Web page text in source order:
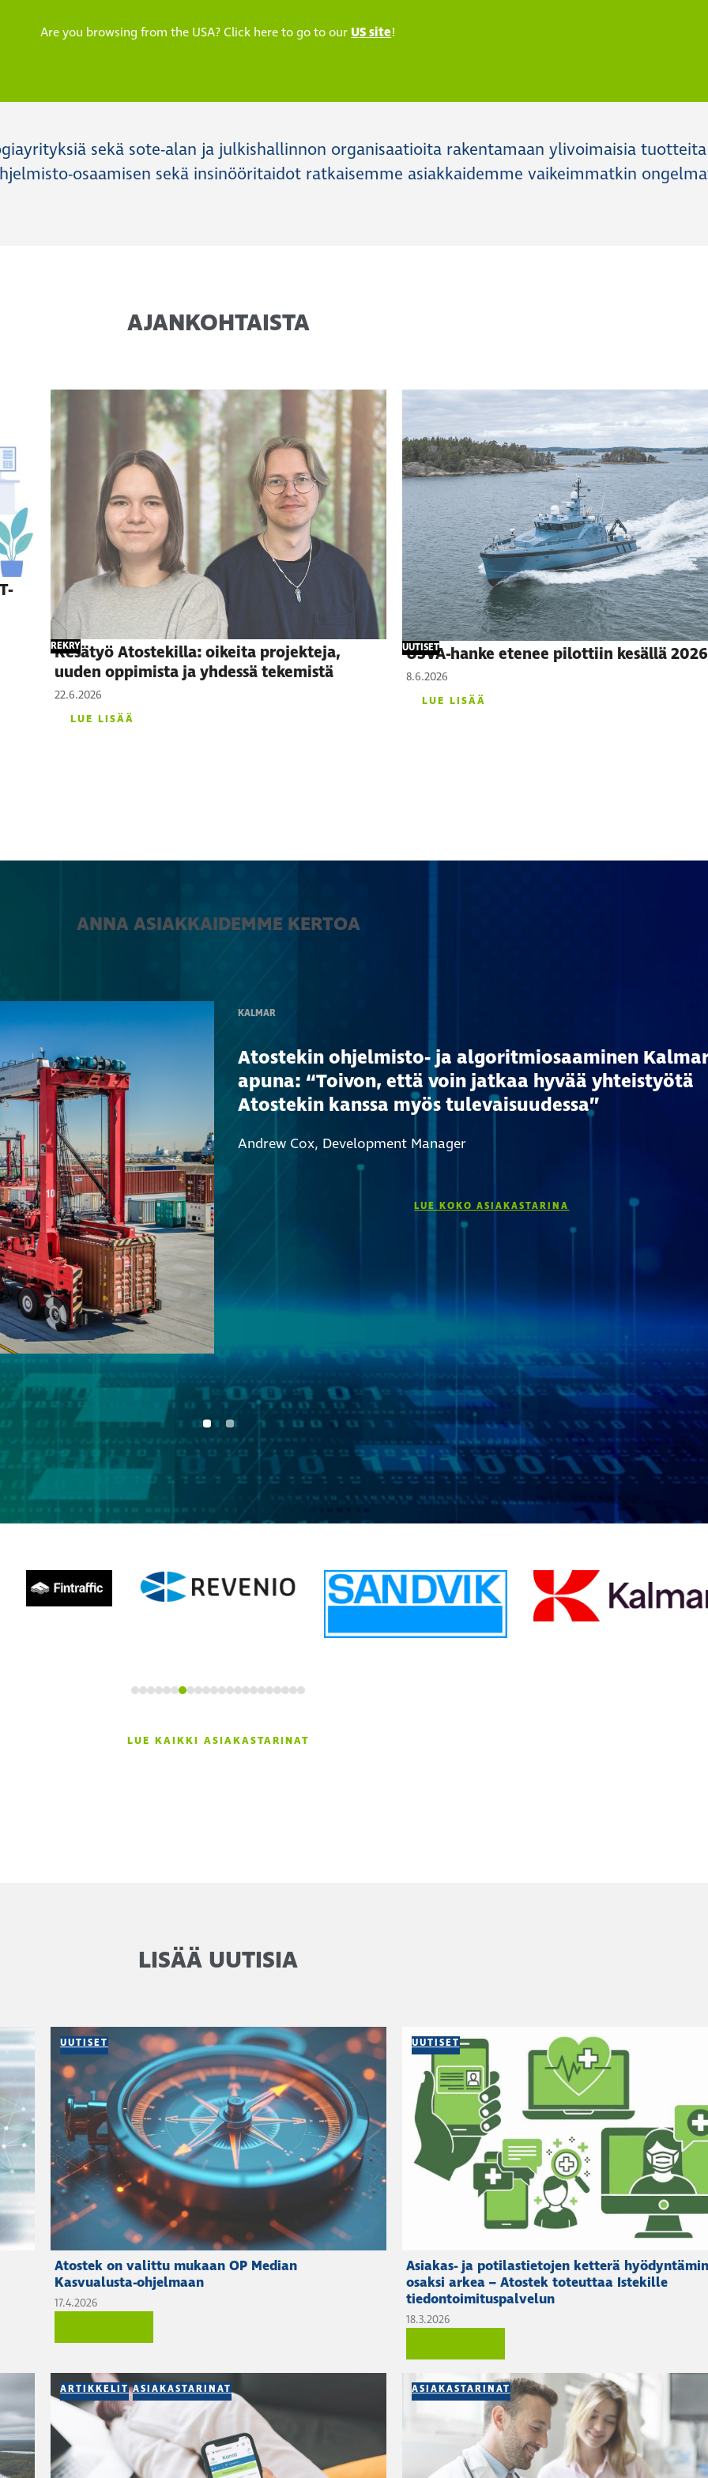
Are you browsing from the USA? Click here to go to our US site!
sekä sote-alan ja julkishallinnon organisaatioita rakentamaan ylivoimaisia
osaamisen sekä insinööritaidot ratkaisemme asiakkaidemme vaikeimmatkin
AJANKOHTAISTA
REKRY
Kesätyö Atostekilla: oikeita projekteja,
uuden oppimista ja yhdessä tekemistä
22.6.2026
LUE LISÄÄ
UUTISET
USVA-hanke etenee pilottiin kesällä 2026
8.6.2026
LUE LISÄÄ
ANNA ASIAKKAIDEMME KERTOA
KALMAR
Atostekin ohjelmisto- ja algoritmiosaaminen
apuna: “Toivon, että voin jatkaa hyvää yhteistyötä
Atostekin kanssa myös tulevaisuudessa”
Andrew Cox, Development Manager
LUE KOKO ASIAKASTARINA
LUE KAIKKI ASIAKASTARINAT
LISÄÄ UUTISIA
UUTISET
Atostek on valittu mukaan OP Median
Kasvualusta-ohjelmaan
17.4.2026
UUTISET
Asiakas- ja potilastietojen ketterä
osaksi arkea – Atostek toteuttaa Istekille
tiedontoimituspalvelun
18.3.2026
ARTIKKELIT ASIAKASTARINAT ASIAKASTARINAT